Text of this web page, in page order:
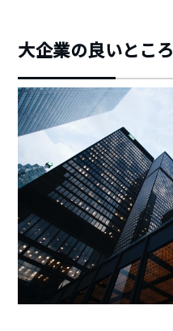
大企業の良いところ